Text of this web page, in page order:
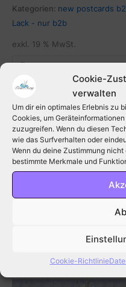
Cookie-
verwalten
Um dir ein optimales Erlebnis zu
Cookies, um
zuzugreifen. Wenn du diesen
wie das Surfverhalten oder
Wenn du deine Zustimmung
bestimmte Merkmale und
Cookie-Richtlinie
Kategorien: new postcards
Lack - nur b2b
exkl. 19 % MwSt.
Beschreibung
Zusätzliche Information
Bewertungen (0)
Postkarte Nr.: PL 31 – nur
Ähnliche Produkte